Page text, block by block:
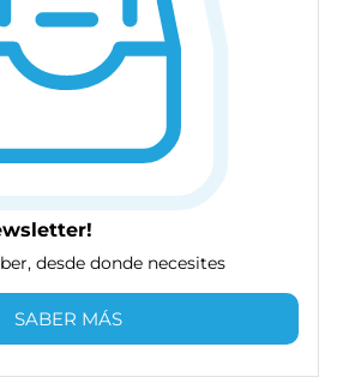
desde donde necesites
SABER MÁS